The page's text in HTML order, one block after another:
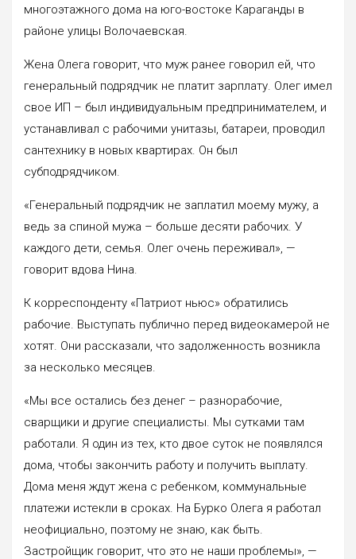
многоэтажного дома на юго-востоке Караганды в
районе улицы Волочаевская.
Жена Олега говорит, что муж ранее говорил ей, что
генеральный подрядчик не платит зарплату. Олег имел
свое ИП – был индивидуальным предпринимателем, и
устанавливал с рабочими унитазы, батареи, проводил
сантехнику в новых квартирах. Он был
субподрядчиком.
«Генеральный подрядчик не заплатил моему мужу, а
ведь за спиной мужа – больше десяти рабочих. У
каждого дети, семья. Олег очень переживал», —
говорит вдова Нина.
К корреспонденту «Патриот ньюс» обратились
рабочие. Выступать публично перед видеокамерой не
хотят. Они рассказали, что задолженность возникла
за несколько месяцев.
«Мы все остались без денег – разнорабочие,
сварщики и другие специалисты. Мы сутками там
работали. Я один из тех, кто двое суток не появлялся
дома, чтобы закончить работу и получить выплату.
Дома меня ждут жена с ребенком, коммунальные
платежи истекли в сроках. На Бурко Олега я работал
неофициально, поэтому не знаю, как быть.
Застройщик говорит, что это не наши проблемы», —